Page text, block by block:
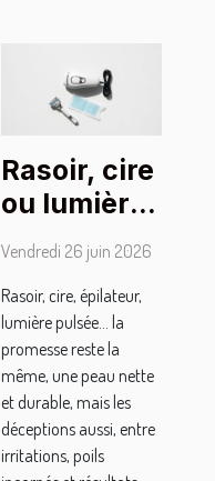
Rasoir, cire
ou lumière
pulsée : la
science
démêle le
vrai du
faux
Vendredi 26 juin 2026
Rasoir, cire, épilateur,
lumière pulsée… la
promesse reste la
même, une peau nette
et durable, mais les
déceptions aussi, entre
irritations, poils